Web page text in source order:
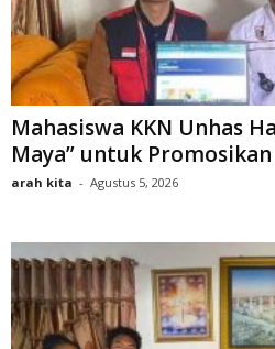
Mahasiswa KKN Unhas
Maya” untuk
arah kita - Agustus 5, 2026